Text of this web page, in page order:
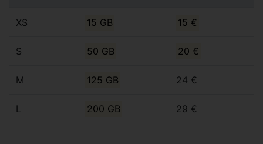
XS 15 GB 15 €
S 50 GB 20 €
M 125 GB 24 €
L 200 GB 29 €